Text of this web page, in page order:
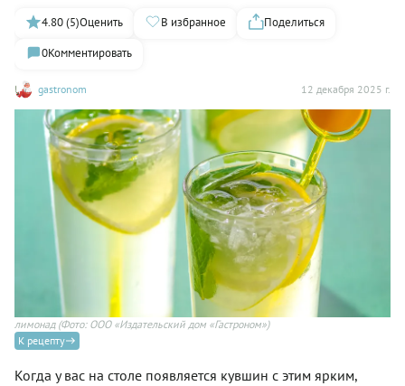
gastronom 12 декабря 2025 г.
4.80 (5)Оценить В избранное
Поделиться
0Комментировать
лимонад(Фото: ООО «Издательский дом «Гастроном»)
К рецепту
Когда у вас на столе появляется кувшин с этим ярким,